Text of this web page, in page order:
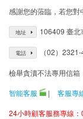
感謝您的蒞臨，若您對
地址 106409 臺北
電話 （02）
檢舉貪瀆不法專用信
智能客服
| 客服專
24小時顧客服務專線